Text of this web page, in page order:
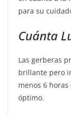
para su
Cuánta
Las gerberas
brillante pero
menos 6
óptimo.